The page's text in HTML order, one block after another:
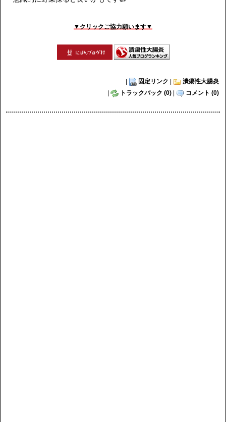
▼クリックご協力願います▼
固定リンク
潰瘍性大腸炎
トラックバック (0) コメント (0)